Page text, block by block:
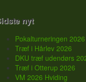
nyt
Pokalturneringen 2026
Træf i Hårlev 2026
DKU træf udendørs
Træf i Otterup 2026
VM 2026 Hviding